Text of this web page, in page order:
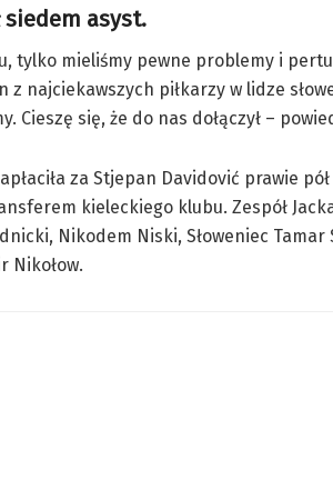
siedem asyst.
tylko mieliśmy pewne problemy i
najciekawszych piłkarzy w lidze
się, że do nas dołączył –
za Stjepan Davidović prawie
kieleckiego klubu. Zespół
Nikodem Niski, Słoweniec
Nikołow.